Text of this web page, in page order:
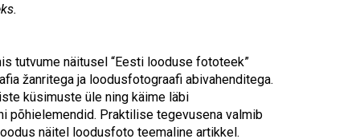
tutvume näitusel “Eesti looduse fototeek”
žanritega ja loodusfotograafi abivahenditega.
küsimuste üle ning käime läbi
põhielemendid. Praktilise tegevusena valmib
näitel loodusfoto teemaline artikkel.